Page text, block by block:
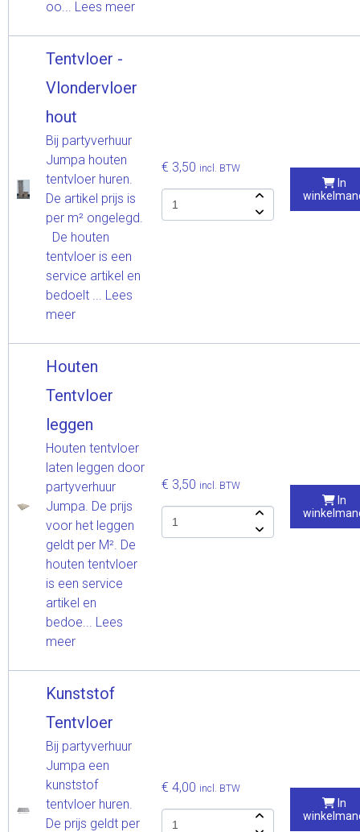
oo... Lees meer
Tentvloer -
Vlondervloer
hout
Bij partyverhuur
Jumpa houten
tentvloer huren.
De artikel prijs is
per m² ongelegd.
De houten
tentvloer is een
service artikel en
bedoelt ... Lees
meer
€ 3,50 incl. BTW
In
Houten
Tentvloer
leggen
Houten tentvloer
laten leggen door
partyverhuur
Jumpa. De prijs
voor het leggen
geldt per M². De
houten tentvloer
is een service
artikel en
bedoe... Lees
meer
€ 3,50 incl. BTW
In
Kunststof
Tentvloer
Bij partyverhuur
Jumpa een
kunststof
tentvloer huren.
De prijs geldt per
€ 4,00 incl. BTW
In